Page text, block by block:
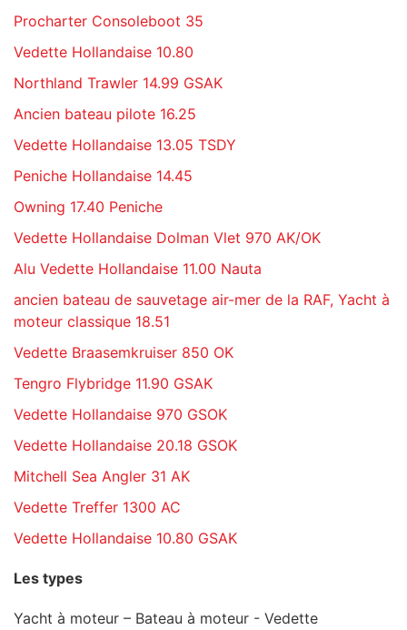
Procharter Consoleboot 35
Vedette Hollandaise 10.80
Northland Trawler 14.99 GSAK
Ancien bateau pilote 16.25
Vedette Hollandaise 13.05 TSDY
Peniche Hollandaise 14.45
Owning 17.40 Peniche
Vedette Hollandaise Dolman Vlet 970 AK/OK
Alu Vedette Hollandaise 11.00 Nauta
ancien bateau de sauvetage air-mer de la RAF, Yacht à
moteur classique 18.51
Vedette Braasemkruiser 850 OK
Tengro Flybridge 11.90 GSAK
Vedette Hollandaise 970 GSOK
Vedette Hollandaise 20.18 GSOK
Mitchell Sea Angler 31 AK
Vedette Treffer 1300 AC
Vedette Hollandaise 10.80 GSAK
Les types
Yacht à moteur – Bateau à moteur - Vedette